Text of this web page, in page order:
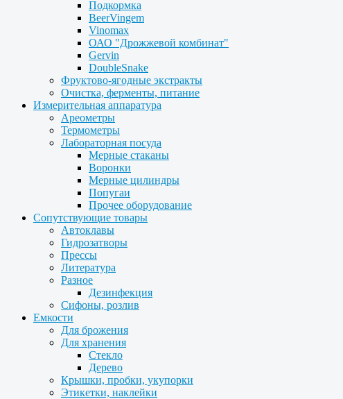
Подкормка
BeerVingem
Vinomax
ОАО "Дрожжевой комбинат"
Gervin
DoubleSnake
Фруктово-ягодные экстракты
Очистка, ферменты, питание
Измерительная аппаратура
Ареометры
Термометры
Лабораторная посуда
Мерные стаканы
Воронки
Мерные цилиндры
Попугаи
Прочее оборудование
Сопутствующие товары
Автоклавы
Гидрозатворы
Прессы
Литература
Разное
Дезинфекция
Сифоны, розлив
Емкости
Для брожения
Для хранения
Стекло
Дерево
Крышки, пробки, укупорки
Этикетки, наклейки